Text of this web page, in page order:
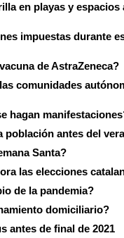
en playas y espacios
impuestas durante
de AstraZeneca?
comunidades
hagan
población antes del
Santa?
las elecciones
de la pandemia?
domiciliario?
antes de final de 2021